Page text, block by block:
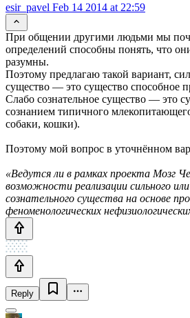
esir_pavel Feb 14 2014 at 22:59
При общении другими людьми мы
определений способны понять, что
разумны.
Поэтому предлагаю такой вариант,
существо — это существо способное
Слабо сознательное существо — это
сознанием типичного
собаки, кошки).
Поэтому мой вопрос в уточнённом
«Ведутся ли в рамках проекта Мозг
возможности реализации сильного
сознательного существа на основе
феноменологических
Reply